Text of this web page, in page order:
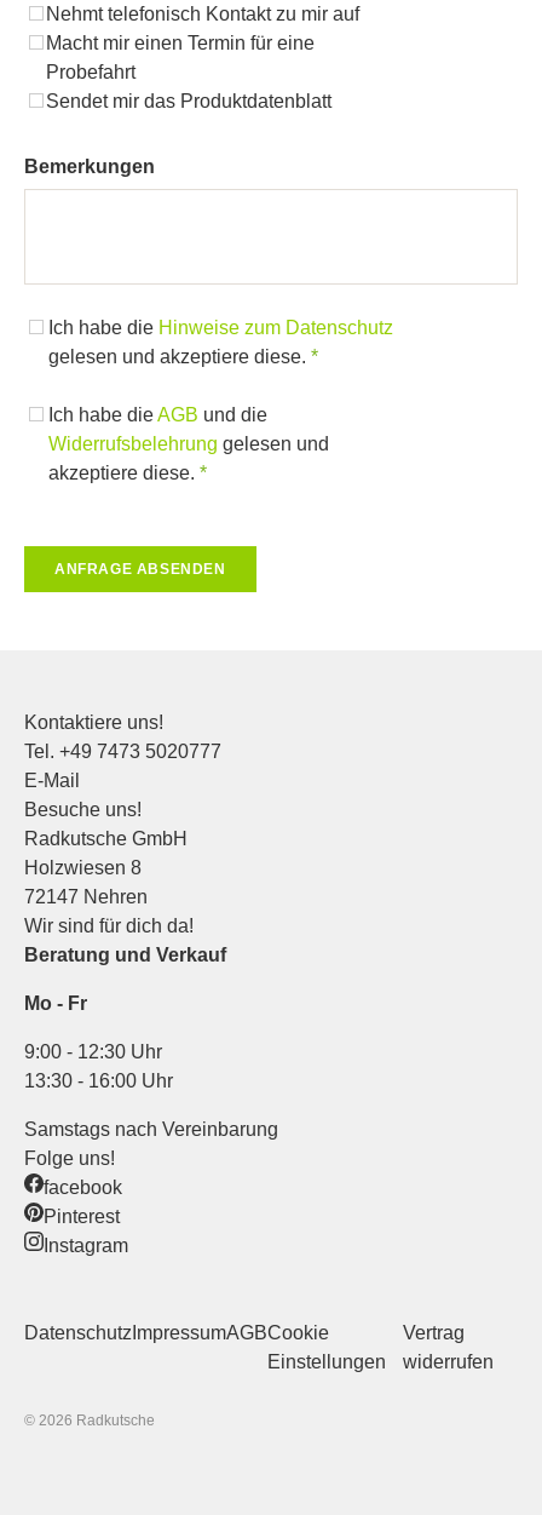
dir
helfen?
Nehmt telefonisch Kontakt zu mir auf
Macht mir einen Termin für eine
Probefahrt
Sendet mir das Produktdatenblatt
Bemerkungen
Ich habe die Hinweise zum Datenschutz
gelesen und akzeptiere diese.
Ich habe dieAGB und die
Widerrufsbelehrung gelesen und
akzeptiere diese.
ANFRAGE ABSENDEN
Kontaktiere uns!
Tel. +49 7473 5020777
E-Mail
Besuche uns!
Radkutsche GmbH
Holzwiesen 8
72147 Nehren
Wir sind für dich da!
Beratung und Verkauf
Mo - Fr
9:00 - 12:30 Uhr
13:30 - 16:00 Uhr
Samstags nach Vereinbarung
Folge uns!
facebook
Pinterest
Instagram
Datenschutz ImpressumAGBCookie
Einstellungen
Vertrag
widerrufen
© 2026 Radkutsche